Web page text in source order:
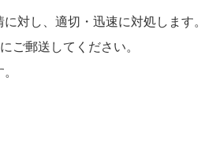
対し、適切・迅速に対処します。
ご郵送してください。